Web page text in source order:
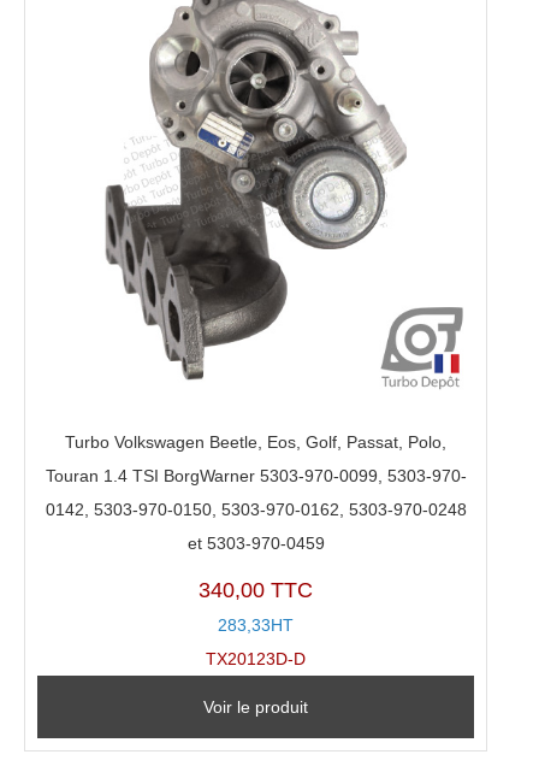
Turbo Volkswagen Beetle, Eos, Golf, Passat, Polo,
Touran 1.4 TSI BorgWarner 5303-970-0099, 5303-970-
0142, 5303-970-0150, 5303-970-0162, 5303-970-0248
et 5303-970-0459
340,00 TTC
283,33HT
TX20123D-D
Voir le produit